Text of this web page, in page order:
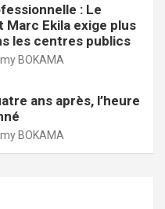
: Le
Marc Ekila exige plus
les centres publics
BOKAMA
ans après, l’heure
BOKAMA